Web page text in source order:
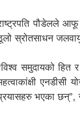
पौडेलले आफू
स्रोतसाधन
समुदायको हित
एनडीसी
भएका छन्”,